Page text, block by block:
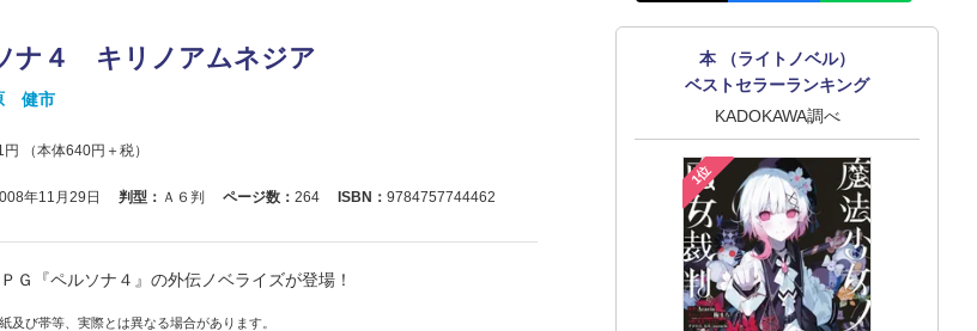
ナ４ キリノアムネジア
健市
円 （本体640円＋税）
年11月29日 判型： Ａ６判 ページ数： 264 ISBN： 9784757744462
Ｇ『ペルソナ４』の外伝ノベライズが登場！
及び帯等、実際とは異なる場合があります。
本 （ライトノベル）
ベストセラーランキング
KADOKAWA調べ
1位